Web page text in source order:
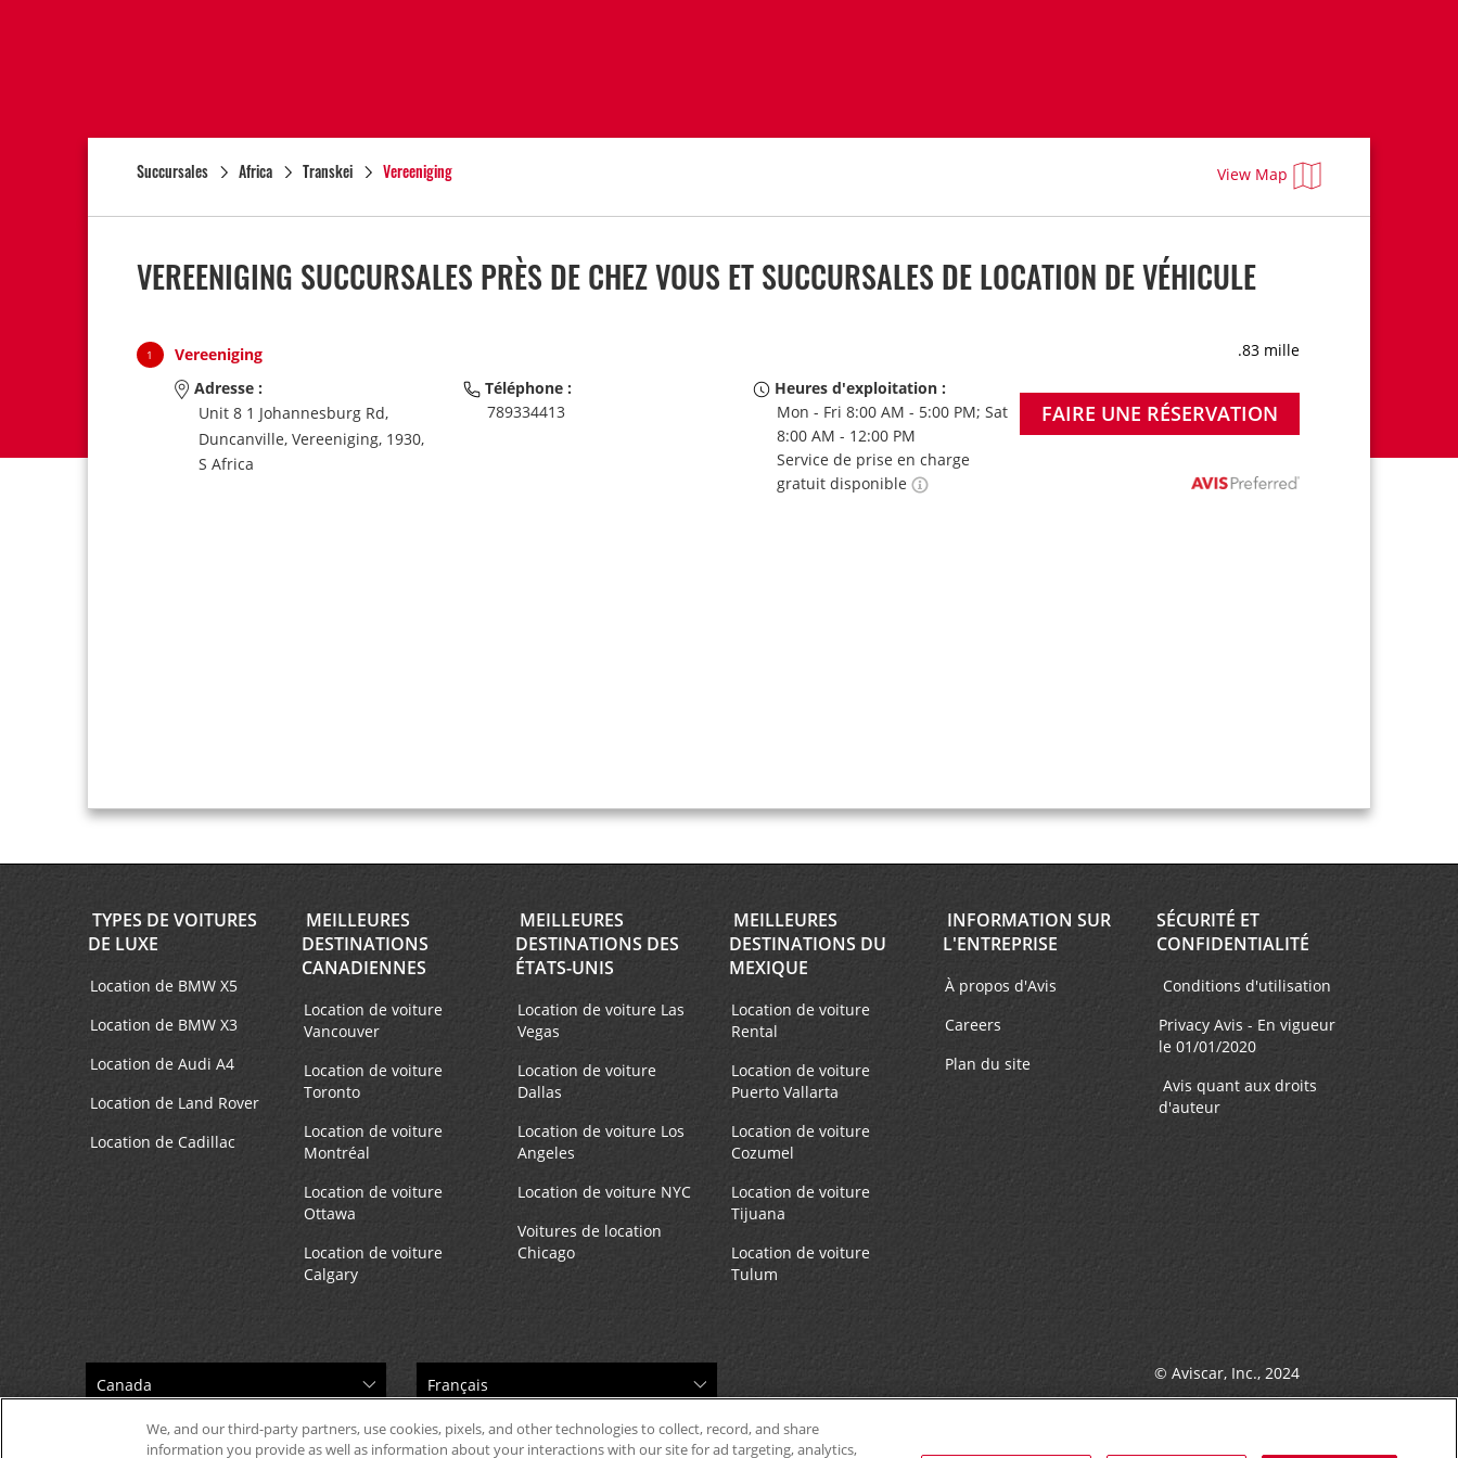
Succursales Africa Transkei Vereeniging View Map
VEREENIGING SUCCURSALES PRÈS DE CHEZ VOUS ET SUCCURSALES DE LOCATION DE VÉHICULE
1 Vereeniging
.83 mille
Adresse :
Unit 8 1 Johannesburg Rd,
Duncanville, Vereeniging, 1930,
S Africa
Téléphone :
789334413
Heures d'exploitation :
Mon - Fri 8:00 AM - 5:00 PM; Sat
8:00 AM - 12:00 PM
Service de prise en charge
gratuit disponible
FAIRE UNE RÉSERVATION
TYPES DE VOITURES
DE LUXE
Location de BMW X5
Location de BMW X3
Location de Audi A4
Location de Land Rover
Location de Cadillac
MEILLEURES
DESTINATIONS
CANADIENNES
Location de voiture
Vancouver
Location de voiture
Toronto
Location de voiture
Montréal
Location de voiture
Ottawa
Location de voiture
Calgary
MEILLEURES
DESTINATIONS DES
ÉTATS-UNIS
Location de voiture Las
Vegas
Location de voiture
Dallas
Location de voiture Los
Angeles
Location de voiture NYC
Voitures de location
Chicago
MEILLEURES
DESTINATIONS DU
MEXIQUE
Location de voiture
Rental
Location de voiture
Puerto Vallarta
Location de voiture
Cozumel
Location de voiture
Tijuana
Location de voiture
Tulum
INFORMATION SUR
L'ENTREPRISE
À propos d'Avis
Careers
Plan du site
SÉCURITÉ ET
CONFIDENTIALITÉ
Conditions d'utilisation
Privacy Avis - En vigueur
le 01/01/2020
Avis quant aux droits
d'auteur
© Aviscar, Inc., 2024
We, and our third-party partners, use cookies, pixels, and other technologies to collect, record, and share
information you provide as well as information about your interactions with our site for ad targeting, analytics,